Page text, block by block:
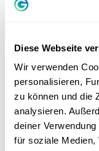
Diese Webseite
Wir verwenden
personalisieren,
zu können und die
analysieren.
deiner
für soziale Medien,
zusammen, zum
Firmen Jobs
vor gefragt sind
Internets
Berufsfelder.